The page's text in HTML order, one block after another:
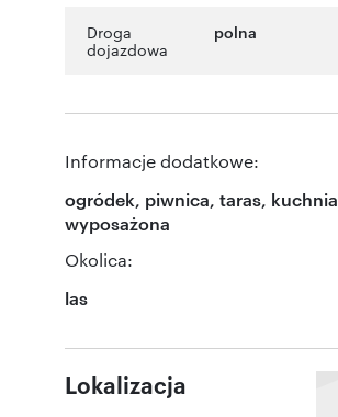
Droga
dojazdowa
polna
Informacje dodatkowe:
ogródek, piwnica, taras, kuchnia
wyposażona
Okolica:
las
Lokalizacja